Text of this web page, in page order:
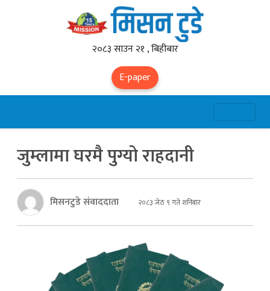
२०८३ साउन २१ , बिहीबार
E-paper
जुम्लामा घरमै पुग्यो राहदानी
मिसनटुडे संवाददाता २०८३ जेठ ९ गते शनिबार